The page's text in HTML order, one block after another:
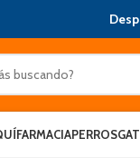
FARMACIAPERROS